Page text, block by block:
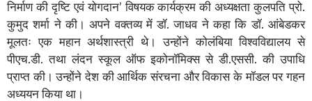
निर्माण की दृष्टि एवं योगदान’ विषयक कार्यक्रम की अध्यक्षता कुलपति प्रो.
कुमुद शर्मा ने की। अपने वक्तव्य में डॉ. जाधव ने कहा कि डॉ. आंबेडकर
मूलतः एक महान अर्थशास्त्री थे। उन्होंने कोलंबिया विश्वविद्यालय से
पीएच.डी. तथा लंदन स्कूल ऑफ इकोनॉमिक्स से डी.एससी. की उपाधि
प्राप्त की। उन्होंने देश की आर्थिक संरचना और विकास के मॉडल पर गहन
अध्ययन किया था।